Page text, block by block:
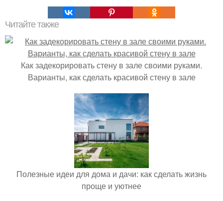
Читайте также
Как задекорировать стену в зале своими руками.
Варианты, как сделать красивой стену в зале
Полезные идеи для дома и дачи: как сделать жизнь
проще и уютнее